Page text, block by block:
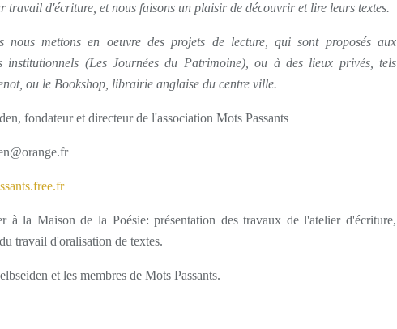
travail d'écriture, et nous faisons un plaisir de découvrir et lire leurs textes.
nous mettons en oeuvre des projets de lecture, qui sont proposés aux
institutionnels (Les Journées du Patrimoine), ou à des lieux privés, tels
ou le Bookshop, librairie anglaise du centre ville.
fondateur et directeur de l'association Mots Passants
à la Maison de la Poésie: présentation des travaux de l'atelier d'écriture,
travail d'oralisation de textes.
et les membres de Mots Passants.